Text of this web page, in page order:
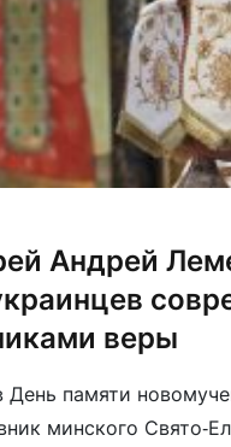
Андрей
веры
День памяти
минского Свято-